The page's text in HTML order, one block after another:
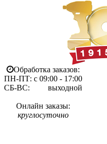
Обработка заказов:
ПН-ПТ: с 09:00 - 17:00
СБ-ВС: выходной
Онлайн заказы:
круглосуточно